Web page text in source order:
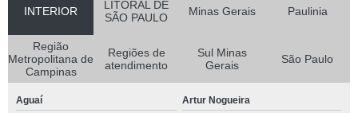
INTERIOR
LITORAL DE
SÃO PAULO
Minas Gerais Paulinia
Região
Metropolitana de
Campinas
Regiões de
atendimento
Sul Minas
Gerais
São Paulo
Aguaí Artur Nogueira